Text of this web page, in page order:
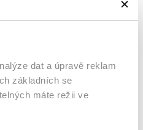
dat a úpravě reklam
základních se
máte režii ve